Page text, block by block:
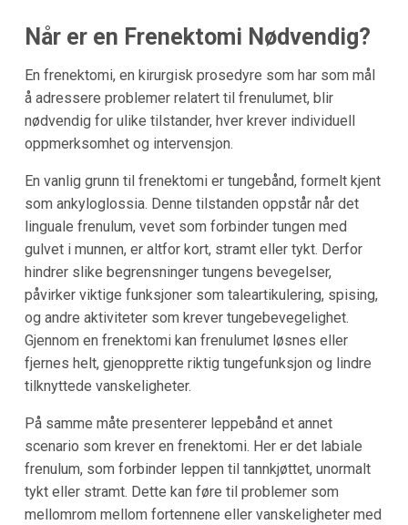
Når er en Frenektomi Nødvendig?
En frenektomi, en kirurgisk prosedyre som har som mål
å adressere problemer relatert til frenulumet, blir
nødvendig for ulike tilstander, hver krever individuell
oppmerksomhet og intervensjon.
En vanlig grunn til frenektomi er tungebånd, formelt kjent
som ankyloglossia. Denne tilstanden oppstår når det
linguale frenulum, vevet som forbinder tungen med
gulvet i munnen, er altfor kort, stramt eller tykt. Derfor
hindrer slike begrensninger tungens bevegelser,
påvirker viktige funksjoner som taleartikulering, spising,
og andre aktiviteter som krever tungebevegelighet.
Gjennom en frenektomi kan frenulumet løsnes eller
fjernes helt, gjenopprette riktig tungefunksjon og lindre
tilknyttede vanskeligheter.
På samme måte presenterer leppebånd et annet
scenario som krever en frenektomi. Her er det labiale
frenulum, som forbinder leppen til tannkjøttet, unormalt
tykt eller stramt. Dette kan føre til problemer som
mellomrom mellom fortennene eller vanskeligheter med